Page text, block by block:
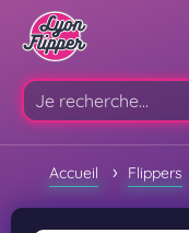
Accueil › Flippers